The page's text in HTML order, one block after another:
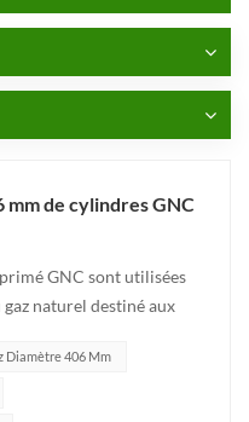
de cylindres GNC
GNC sont utilisées
naturel destiné aux
et spécialement conçus
naturel...
Diamètre 406 Mm